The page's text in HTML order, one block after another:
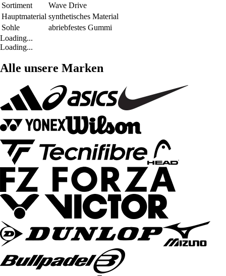
Sortiment
Wave Drive
Hauptmaterial synthetisches Material
Sohle
abriebfestes Gummi
Loading...
Loading...
Alle unsere Marken